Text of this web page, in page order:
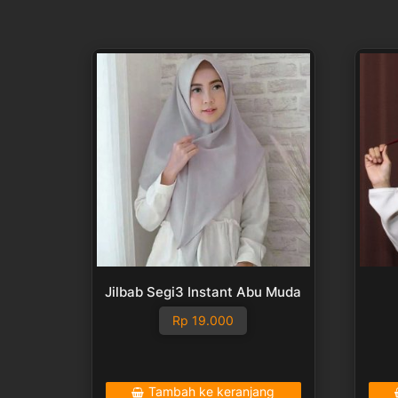
Jilbab Segi3 Instant Abu Muda
Rp 19.000
Tambah ke keranjang